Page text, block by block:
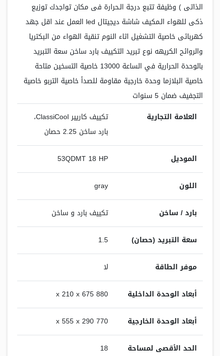
الذاتى ) وظيفة تتبع درجة الـحرارة فى مكان تواجدك توزيع
ذكى للهواء الـمكيف شاشة ديجيتال led العمل عند اقل جهد
كهربائى خاصية التشغيل اثاء النوم تنقية الهواء من البكتريا
والروائح الكريهه نوع تبريد التكييف بارد ساخن سعة التبريد
بالوحدة الحرارية في الساعة 13000 خاصية التسخين متاحة
خاصية البلازما وحدة خارجية مقاومة للصدأ خاصية التربو خاصية
التجفيف ضمان 5 سنوات
العلامة التجارية
تكييف كاريير ClassiCool،
بارد ساخن 2.25 حصان
الموديل 53QDMT 18 HP
اللون gray
بارد / ساخن تكييف بارد و ساخن
سعة التبريد (حصان) 1.5
موفر الطاقة لا
أبعاد الوحدة الداخلية 880 x 210 x 675
أبعاد الوحدة الخارجية 770 x 555 x 290
الحد الأقصى لمساحة
18